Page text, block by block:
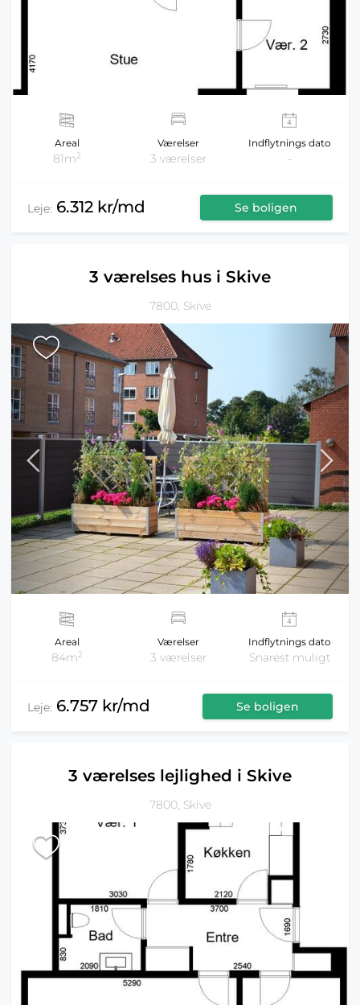
Areal
81m2
Værelser
3 værelser
Indflytnings dato
-
Leje: 6.312 kr/md Se boligen
3 værelses hus i Skive
7800, Skive
Areal
84m2
Værelser
3 værelser
Indflytnings dato
Snarest muligt
Leje: 6.757 kr/md Se boligen
3 værelses lejlighed i Skive
7800, Skive